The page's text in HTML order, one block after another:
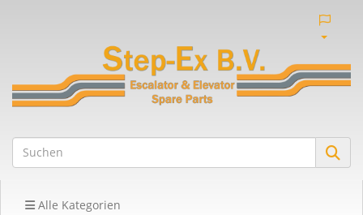
Alle Kategorien